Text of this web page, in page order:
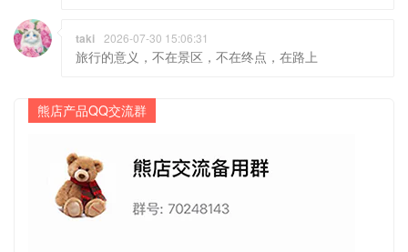
taki 2026-07-30 15:06:31
旅行的意义，不在景区，不在终点，在路上
熊店产品QQ交流群